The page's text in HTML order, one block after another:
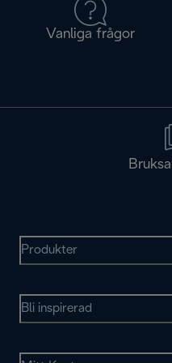
Vanliga frågor
Produkter
Bli inspirerad